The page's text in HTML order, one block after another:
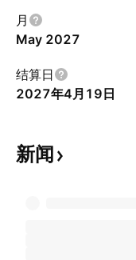
月
May 2027
结算日
2027年4月19日
新闻